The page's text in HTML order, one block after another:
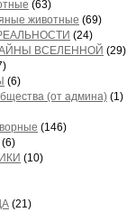
(63)
животные (69)
(24)
ВСЕЛЕННОЙ (29)
(6)
(от админа) (1)
(146)
(6)
(10)
(21)